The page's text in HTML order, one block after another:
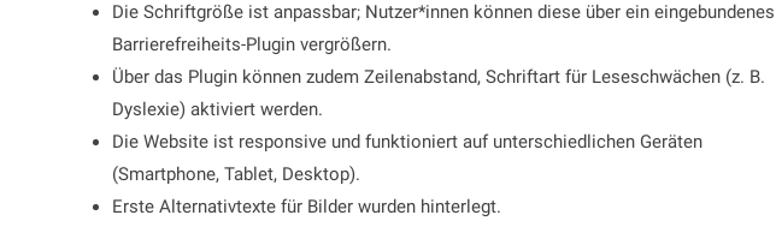
Die Schriftgröße ist anpassbar; Nutzer*innen können diese über ein eingebundenes
Barrierefreiheits-Plugin vergrößern.
Über das Plugin können zudem Zeilenabstand, Schriftart für Leseschwächen (z. B.
Dyslexie) aktiviert werden.
Die Website ist responsive und funktioniert auf unterschiedlichen Geräten
(Smartphone, Tablet, Desktop).
Erste Alternativtexte für Bilder wurden hinterlegt.